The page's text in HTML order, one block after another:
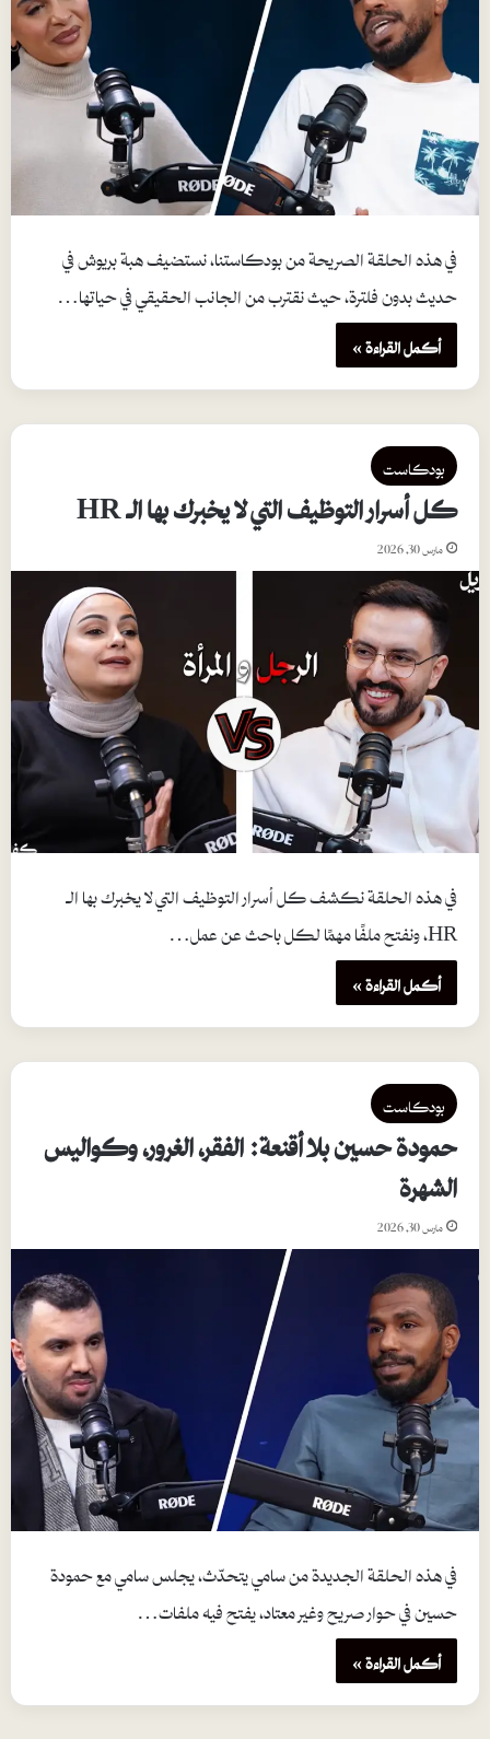
في هذه الحلقة الصريحة من بودكاستنا، نستضيف هبة بريوش في
حديث بدون فلترة، حيث نقترب من الجانب الحقيقي في حياتها…
أكمل القراءة »
بودكاست
كل أسرار التوظيف التي لا يخبرك بها الـ HR
مارس 30, 2026
في هذه الحلقة نكشف كل أسرار التوظيف التي لا يخبرك بها الـ
HR، ونفتح ملفًا مهمًا لكل باحث عن عمل…
أكمل القراءة »
بودكاست
حمودة حسين بلا أقنعة: الفقر، الغرور، وكواليس
الشهرة
مارس 30, 2026
في هذه الحلقة الجديدة من سامي يتحدّث، يجلس سامي مع حمودة
حسين في حوار صريح وغير معتاد، يفتح فيه ملفات…
أكمل القراءة »